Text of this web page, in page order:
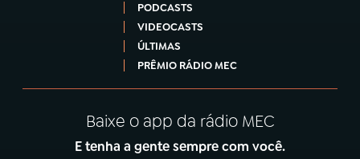
PODCASTS
VIDEOCASTS
ÚLTIMAS
PRÊMIO RÁDIO MEC
Baixe o app da rádio MEC
E tenha a gente sempre com você.